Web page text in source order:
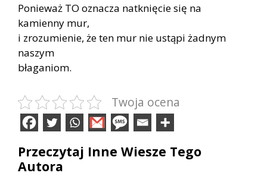
Ponieważ TO oznacza natknięcie się na
kamienny mur,
i zrozumienie, że ten mur nie ustąpi żadnym
naszym
błaganiom.
Twoja ocena
Przeczytaj Inne Wiesze Tego
Autora